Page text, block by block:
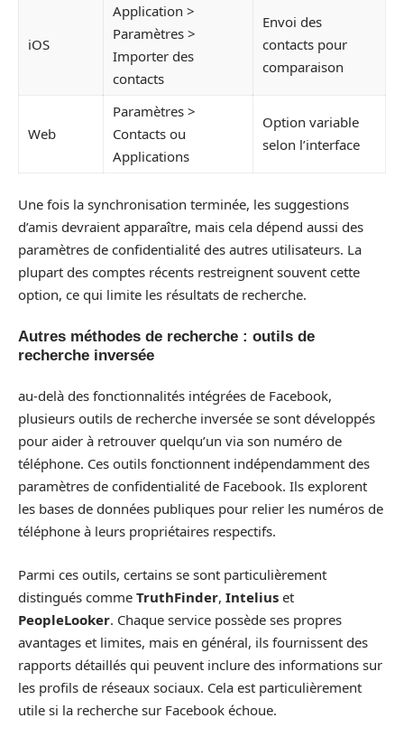
iOS
Application >
Paramètres >
Importer des
contacts
Envoi des
contacts pour
comparaison
Web
Paramètres >
Contacts ou
Applications
Option variable
selon l’interface
Une fois la synchronisation terminée, les suggestions
d’amis devraient apparaître, mais cela dépend aussi des
paramètres de confidentialité des autres utilisateurs. La
plupart des comptes récents restreignent souvent cette
option, ce qui limite les résultats de recherche.
Autres méthodes de recherche : outils de
recherche inversée
au-delà des fonctionnalités intégrées de Facebook,
plusieurs outils de recherche inversée se sont développés
pour aider à retrouver quelqu’un via son numéro de
téléphone. Ces outils fonctionnent indépendamment des
paramètres de confidentialité de Facebook. Ils explorent
les bases de données publiques pour relier les numéros de
téléphone à leurs propriétaires respectifs.
Parmi ces outils, certains se sont particulièrement
distingués comme TruthFinder, Intelius et
PeopleLooker. Chaque service possède ses propres
avantages et limites, mais en général, ils fournissent des
rapports détaillés qui peuvent inclure des informations sur
les profils de réseaux sociaux. Cela est particulièrement
utile si la recherche sur Facebook échoue.